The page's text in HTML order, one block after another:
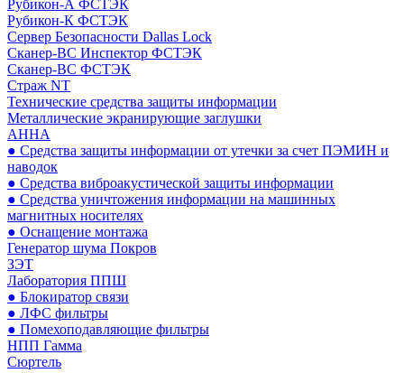
Рубикон-А ФСТЭК
Рубикон-К ФСТЭК
Сервер Безопасности Dallas Lock
Сканер-ВС Инспектор ФСТЭК
Сканер-ВС ФСТЭК
Страж NT
Технические средства защиты информации
Металлические экранирующие заглушки
АННА
● Средства защиты информации от утечки за счет ПЭМИН и
наводок
● Средства виброакустической защиты информации
● Средства уничтожения информации на машинных
магнитных носителях
● Оснащение монтажа
Генератор шума Покров
ЗЭТ
Лаборатория ППШ
● Блокиратор связи
● ЛФС фильтры
● Помехоподавляющие фильтры
НПП Гамма
Сюртель